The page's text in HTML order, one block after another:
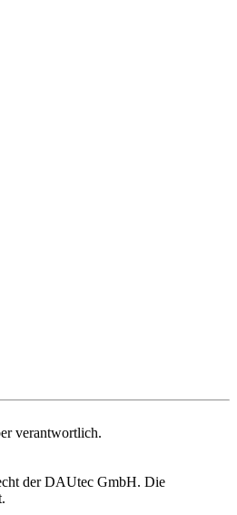
verantwortlich.
der DAUtec GmbH. Die